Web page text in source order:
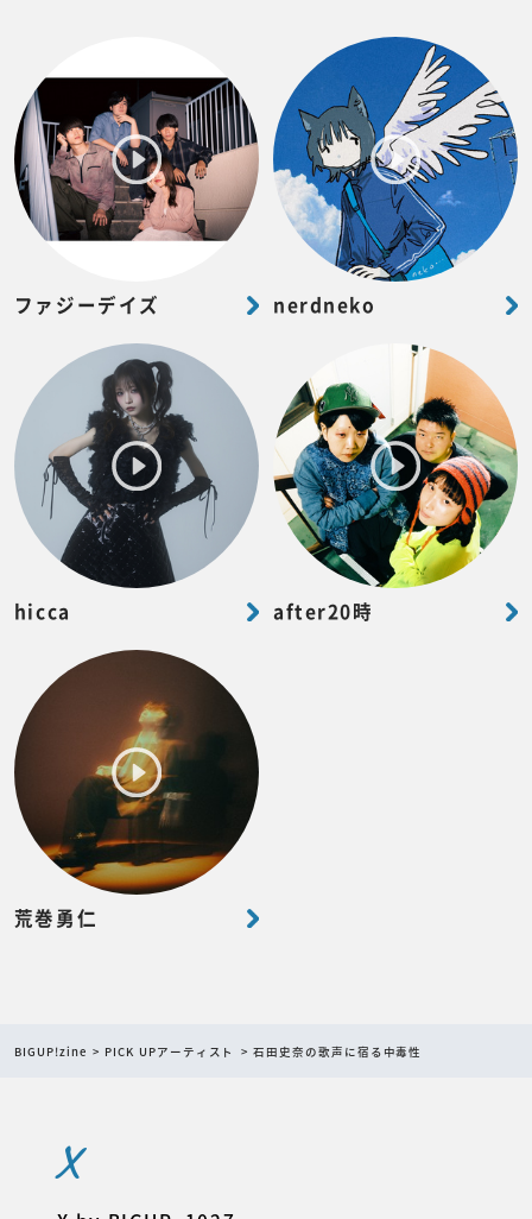
ファジーデイズ nerdneko
hicca after20時
荒巻勇仁
BIGUP!zine PICK UPアーティスト 石田史奈の歌声に宿る中毒性
X